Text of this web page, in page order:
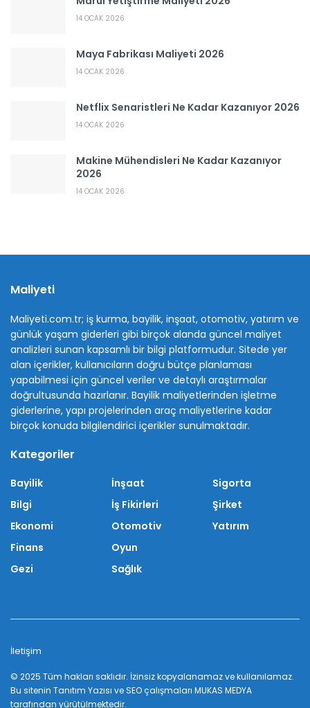
14 OCAK 2026
Maya Fabrikası Maliyeti 2026
14 OCAK 2026
Netflix Senaristleri Ne Kadar Kazanıyor 2026
14 OCAK 2026
Makine Mühendisleri Ne Kadar Kazanıyor
2026
14 OCAK 2026
Maliyeti
Maliyeti.com.tr; iş kurma, bayilik, inşaat, otomotiv, yatırım ve
günlük yaşam giderleri gibi birçok alanda güncel maliyet
analizleri sunan kapsamlı bir bilgi platformudur. Sitede yer
alan içerikler, kullanıcıların doğru bütçe planlaması
yapabilmesi için güncel veriler ve detaylı araştırmalar
doğrultusunda hazırlanır. Bayilik maliyetlerinden işletme
giderlerine, yapı projelerinden araç maliyetlerine kadar
birçok konuda bilgilendirici içerikler sunulmaktadır.
Kategoriler
Bayilik
Bilgi
Ekonomi
Finans
Gezi
İnşaat
İş Fikirleri
Otomotiv
Oyun
Sağlık
Sigorta
Şirket
Yatırım
İletişim
© 2025 Tüm hakları saklıdır. İzinsiz kopyalanamaz ve kullanılamaz.
Bu sitenin Tanıtım Yazısı ve SEO çalışmaları MUKAS MEDYA
tarafından yürütülmektedir.